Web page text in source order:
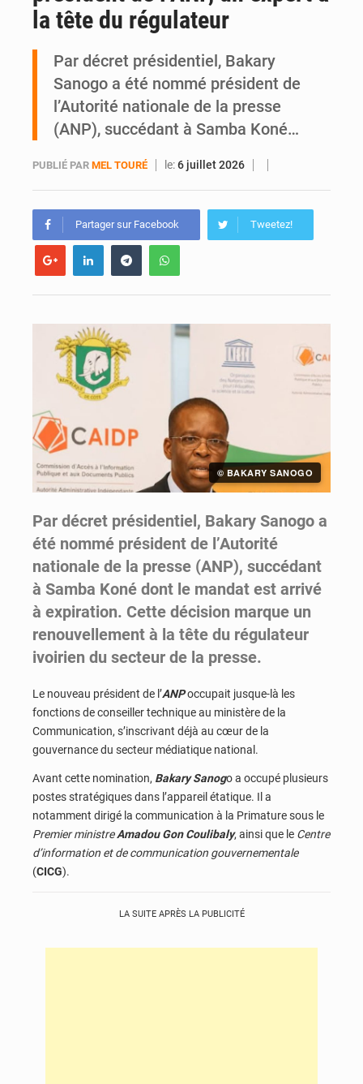
la tête du régulateur
Par décret présidentiel, Bakary
Sanogo a été nommé président de
l’Autorité nationale de la presse
(ANP), succédant à Samba Koné…
PUBLIÉ PAR MEL TOURÉ le:6 juillet 2026
Partager sur Facebook Tweetez!
© BAKARY SANOGO
Par décret présidentiel, Bakary Sanogo a
été nommé président de l’Autorité
nationale de la presse (ANP), succédant
à Samba Koné dont le mandat est arrivé
à expiration. Cette décision marque un
renouvellement à la tête du régulateur
ivoirien du secteur de la presse.
Le nouveau président de l’ANPoccupait jusque-là les
fonctions de conseiller technique au ministère de la
Communication, s’inscrivant déjà au cœur de la
gouvernance du secteur médiatique national.
Avant cette nomination, Bakary Sanogo a occupé plusieurs
postes stratégiques dans l’appareil étatique. Il a
notamment dirigé la communication à la Primature sous le
Premier ministre Amadou Gon Coulibaly, ainsi que le Centre
d’information et de communication gouvernementale
(CICG).
LA SUITE APRÈS LA PUBLICITÉ